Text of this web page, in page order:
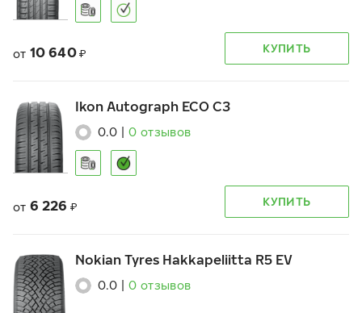
от 10 640 ₽ КУПИТЬ
Ikon Autograph ECO C3
0.0 0 отзывов
от 6 226 ₽ КУПИТЬ
Nokian Tyres Hakkapeliitta R5 EV
0.0 0 отзывов